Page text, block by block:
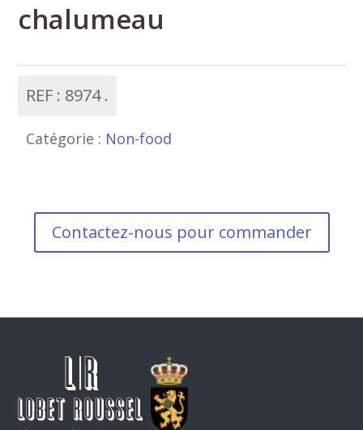
chalumeau
REF : 8974
Catégorie : Non-food
Contactez-nous pour commander